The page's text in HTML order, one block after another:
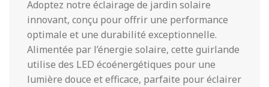
Adoptez notre éclairage de jardin solaire
innovant, conçu pour offrir une performance
optimale et une durabilité exceptionnelle.
Alimentée par l’énergie solaire, cette guirlande
utilise des LED écoénergétiques pour une
lumière douce et efficace, parfaite pour éclairer